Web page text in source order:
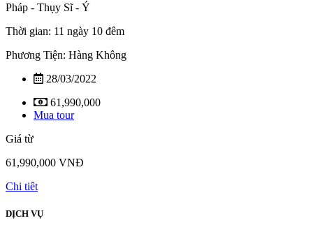
Pháp - Thụy Sĩ - Ý
Thời gian: 11 ngày 10 đêm
Phương Tiện: Hàng Không
28/03/2022
61,990,000
Mua tour
Giá từ
61,990,000 VNĐ
Chi tiêt
DỊCH VỤ